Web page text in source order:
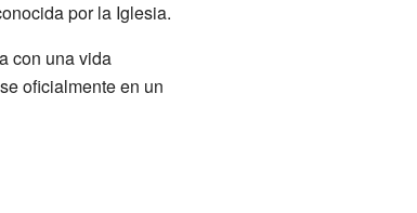
por la Iglesia.
con una vida
oficialmente en un